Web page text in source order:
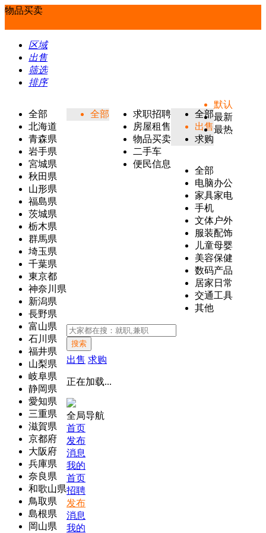
物品买卖
区域
出售
筛选
排序
全部
北海道
青森県
岩手県
宮城県
秋田県
山形県
福島県
茨城県
栃木県
群馬県
埼玉県
千葉県
東京都
神奈川県
新潟県
長野県
富山県
石川県
福井県
山梨県
岐阜県
静岡県
愛知県
三重県
滋賀県
京都府
大阪府
兵庫県
奈良県
和歌山県
鳥取県
島根県
岡山県
全部
求职招聘
房屋租售
物品买卖
二手车
便民信息
全部
出售
求购
全部
电脑办公
家具家电
手机
文体户外
服装配饰
儿童母婴
美容保健
数码产品
居家日常
交通工具
其他
默认
最新
最热
搜索
出售 求购
正在加载...
全局导航
首页
发布
消息
我的
首页
招聘
发布
消息
我的